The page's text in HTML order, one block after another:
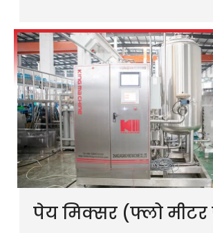
पेय मिक्सर (फ्लो मीटर